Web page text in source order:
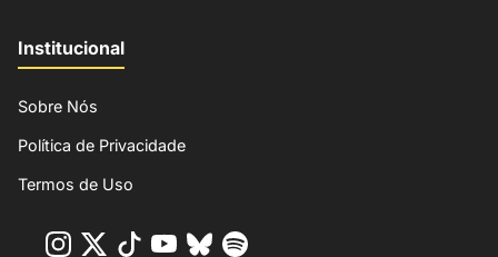
Institucional
Sobre Nós
Política de Privacidade
Termos de Uso